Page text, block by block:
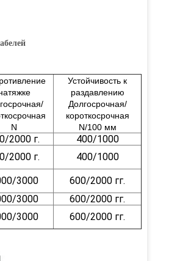
N
Устойчивость к
раздавлению
Долгосрочная/
короткосрочная
N/100 мм
2000 г.
400/1000
2000 г.
400/1000
3000
600/2000 гг.
3000
600/2000 гг.
3000 600/2000 гг.